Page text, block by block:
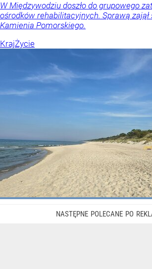
W Międzywodziu doszło do grupowego
ośrodków rehabilitacyjnych. Sprawą zajął
Kamienia Pomorskiego.
KrajŻycie